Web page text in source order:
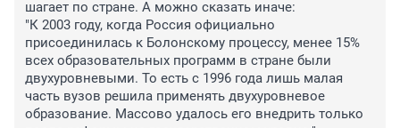
шагает по стране. А можно сказать иначе:
"К 2003 году, когда Россия официально
присоединилась к Болонскому процессу, менее 15%
всех образовательных программ в стране были
двухуровневыми. То есть с 1996 года лишь малая
часть вузов решила применять двухуровневое
образование. Массово удалось его внедрить только